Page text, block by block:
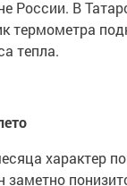
России. В
термометра
тепла.
характер